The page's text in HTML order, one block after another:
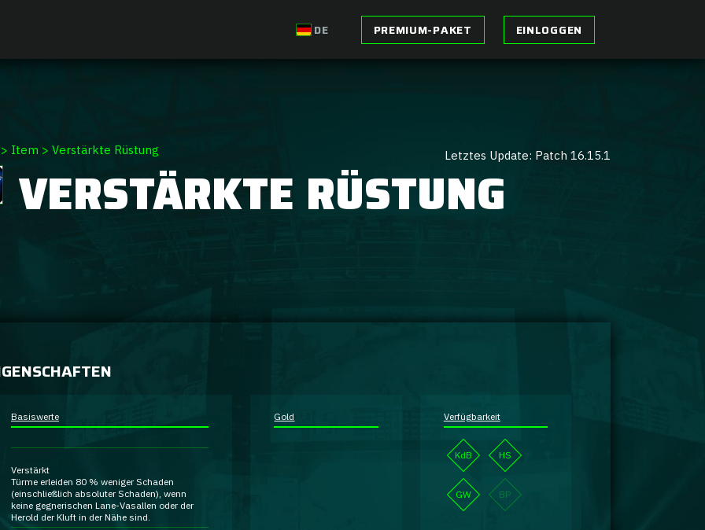
DE PREMIUM-PAKET EINLOGGEN
Item > Verstärkte Rüstung Letztes Update: Patch 16.15.1
VERSTÄRKTE RÜSTUNG
Basiswerte
Verstärkt
Türme erleiden 80 % weniger Schaden
(einschließlich absoluter Schaden), wenn
keine gegnerischen Lane-Vasallen oder der
Herold der Kluft in der Nähe sind.
Gold Verfügbarkeit
KdB HS
GW BP